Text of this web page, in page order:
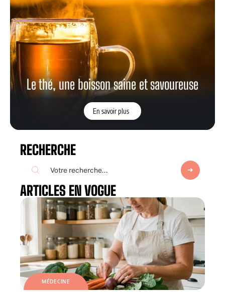
Le thé, une boisson saine et savoureuse
En savoir plus
RECHERCHE
ARTICLES EN VOGUE
MÉDECINE